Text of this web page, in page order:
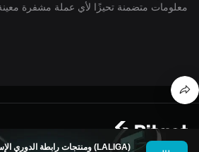
معلومات متضمنة تحيزًا لأي عملة مشفرة